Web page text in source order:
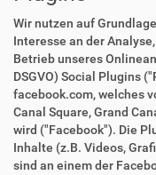
Wir nutzen auf
Interesse an der
Betrieb unseres
DSGVO) Social Plugins
facebook.com, welches
Canal Square, Grand
wird ("Facebook"). Die
Inhalte (z.B. Videos,
sind an einem der